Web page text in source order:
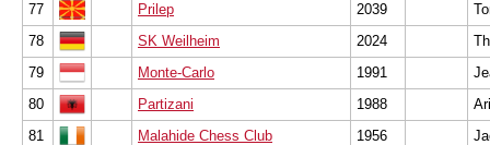
77
Prilep 2039
78
SK Weilheim 2024
79
Monte-Carlo 1991
80
Partizani 1988
81
Malahide Chess Club 1956